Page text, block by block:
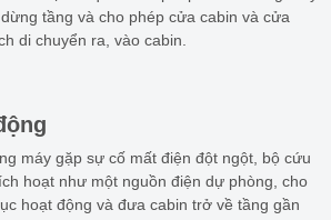
tầng và cho phép cửa cabin và cửa
di chuyển ra, vào cabin.
máy gặp sự cố mất điện đột ngột, bộ cứu
hoạt như một nguồn điện dự phòng, cho
hoạt động và đưa cabin trở về tầng gần